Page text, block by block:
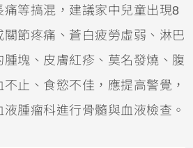
等搞混，建議家中兒童出現8
節疼痛、蒼白疲勞虛弱、淋巴
塊、皮膚紅疹、莫名發燒、腹
止、食慾不佳，應提高警覺，
腫瘤科進行骨髓與血液檢查。